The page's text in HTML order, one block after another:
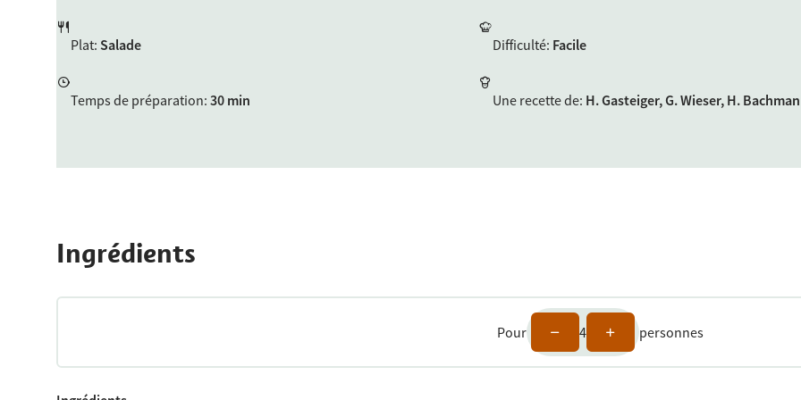
Plat: Salade Difficulté: Facile
Temps de préparation: 30 min Une recette de: H. Gasteiger, G. Wieser, H.
Ingrédients
Pour 4 personnes